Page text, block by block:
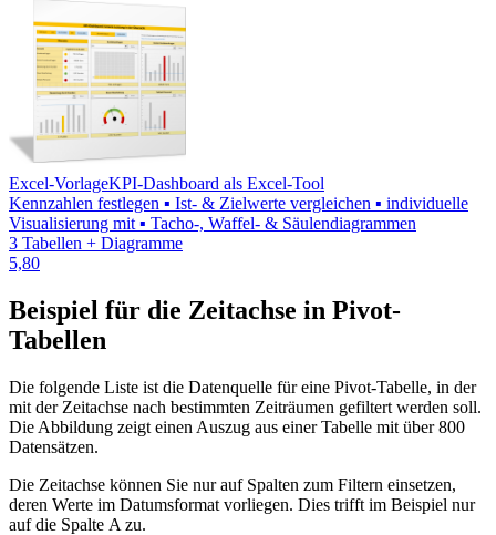
Excel-VorlageKPI-Dashboard als Excel-Tool
Kennzahlen festlegen ▪ Ist- & Zielwerte vergleichen ▪ individuelle
Visualisierung mit ▪ Tacho-, Waffel- & Säulendiagrammen
3 Tabellen + Diagramme
5,80
Beispiel für die Zeitachse in Pivot-
Tabellen
Die folgende Liste ist die Datenquelle für eine Pivot-Tabelle, in der
mit der Zeitachse nach bestimmten Zeiträumen gefiltert werden soll.
Die Abbildung zeigt einen Auszug aus einer Tabelle mit über 800
Datensätzen.
Die Zeitachse können Sie nur auf Spalten zum Filtern einsetzen,
deren Werte im Datumsformat vorliegen. Dies trifft im Beispiel nur
auf die Spalte A zu.